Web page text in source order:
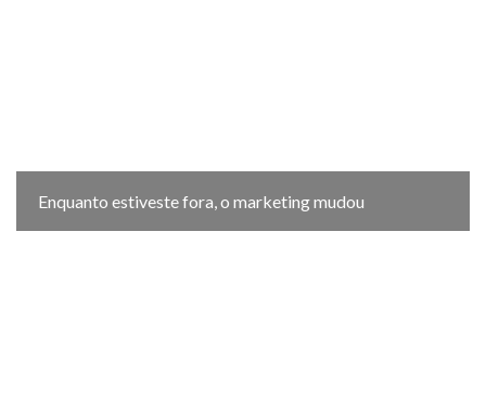
Enquanto estiveste fora, o marketing mudou